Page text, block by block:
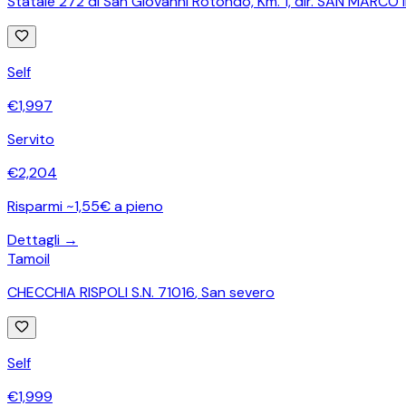
Self
€1,997
Servito
€2,204
Risparmi ~1,55€ a pieno
Dettagli →
Tamoil
CHECCHIA RISPOLI S.N. 71016,San severo
Self
€1,999